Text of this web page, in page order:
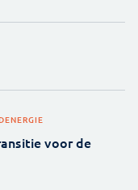
ENERGIE
voor de